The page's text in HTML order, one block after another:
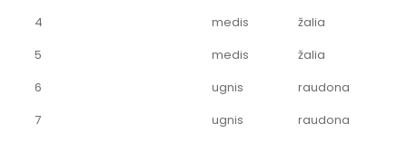
4
medis
žalia
5
medis
žalia
6
ugnis
raudona
7
ugnis
raudona